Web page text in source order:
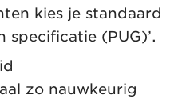
kies je standaard
specificatie (PUG)’.
zo nauwkeurig